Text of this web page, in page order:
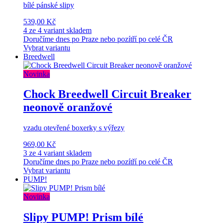
bílé pánské slipy
539,00 Kč
4 ze 4 variant skladem
Doručíme dnes po Praze nebo pozítří po celé ČR
Vybrat variantu
Breedwell
Novinka
Chock Breedwell Circuit Breaker
neonově oranžové
vzadu otevřené boxerky s výřezy
969,00 Kč
3 ze 4 variant skladem
Doručíme dnes po Praze nebo pozítří po celé ČR
Vybrat variantu
PUMP!
Novinka
Slipy PUMP! Prism bílé